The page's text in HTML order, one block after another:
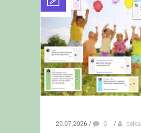
29.07.2026 / 0 / belka